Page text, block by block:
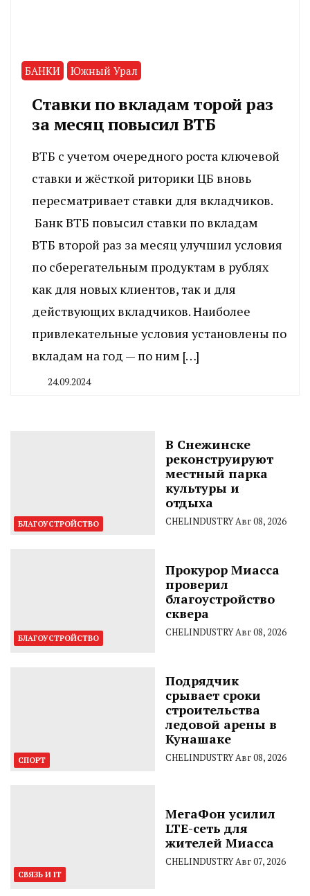
БАНКИ Южный Урал
Ставки по вкладам торой раз
за месяц повысил ВТБ
ВТБ с учетом очередного роста ключевой
ставки и жёсткой риторики ЦБ вновь
пересматривает ставки для вкладчиков.
Банк ВТБ повысил ставки по вкладам
ВТБ второй раз за месяц улучшил условия
по сберегательным продуктам в рублях
как для новых клиентов, так и для
действующих вкладчиков. Наиболее
привлекательные условия установлены по
вкладам на год — по ним […]
24.09.2024
БЛАГОУСТРОЙСТВО
В Снежинске
реконструируют
местный парка
культуры и
отдыха
CHELINDUSTRYАвг 08, 2026
БЛАГОУСТРОЙСТВО
Прокурор Миасса
проверил
благоустройство
сквера
CHELINDUSTRYАвг 08, 2026
СПОРТ
Подрядчик
срывает сроки
строительства
ледовой арены в
Кунашаке
CHELINDUSTRYАвг 08, 2026
СВЯЗЬ И IT
МегаФон усилил
LTE-сеть для
жителей Миасса
CHELINDUSTRY Авг 07, 2026